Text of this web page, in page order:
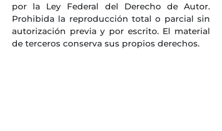
por la Ley Federal del Derecho de Autor.
Prohibida la reproducción total o parcial sin
autorización previa y por escrito. El material
de terceros conserva sus propios derechos.